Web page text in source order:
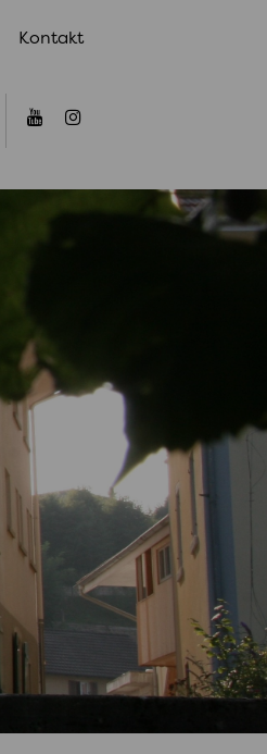
Kontakt